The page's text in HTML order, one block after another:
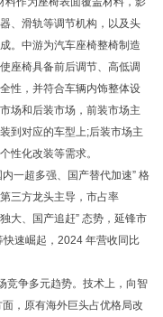
、滑轨等调节机构，以及头
。中游为汽车座椅整椅制造
座椅具备前后调节、高低调
性，并符合车辆内饰整体设
场和后装市场，前装市场主
到对应的车型上;后装市场主
性化改装等需求。
一超多强、国产替代加速” 格
三方龙头主导，市占率
大、国产追赶” 态势，延锋市
速崛起，2024 年营收同比
竞争多元趋势。技术上，向智
面，原有海外巨头占优格局改